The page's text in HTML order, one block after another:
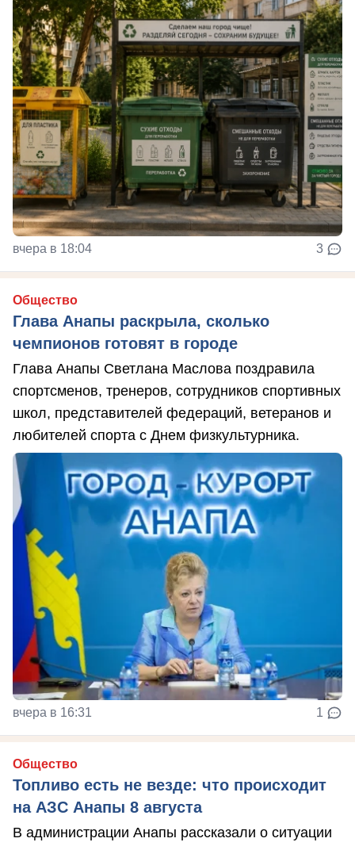
вчера в 18:04 3
Общество
Глава Анапы раскрыла, сколько
чемпионов готовят в городе
Глава Анапы Светлана Маслова поздравила
спортсменов, тренеров, сотрудников спортивных
школ, представителей федераций, ветеранов и
любителей спорта с Днем физкультурника.
вчера в 16:31 1
Общество
Топливо есть не везде: что происходит
на АЗС Анапы 8 августа
В администрации Анапы рассказали о ситуации